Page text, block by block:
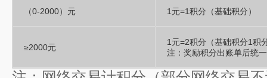
（0-2000）元 1元=1积分（基础积分）
≥2000元
1元=2积分（基础积分1积
注：奖励积分出账单后统